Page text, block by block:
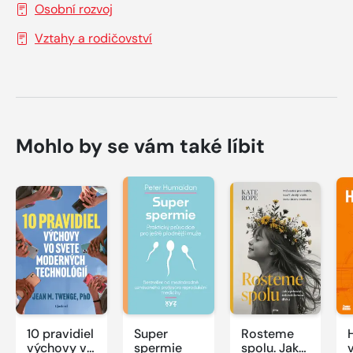
Osobní rozvoj
Vztahy a rodičovství
Mohlo by se vám také líbit
10 pravidiel
výchovy vo
Super
spermie
Rosteme
spolu. Jak